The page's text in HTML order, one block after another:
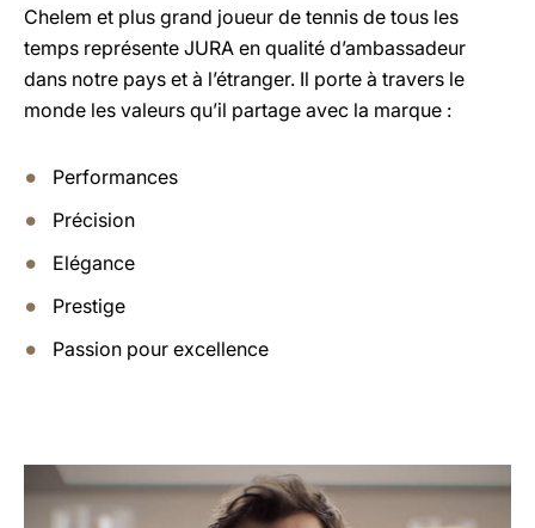
Chelem et plus grand joueur de tennis de tous les
temps représente JURA en qualité d’ambassadeur
dans notre pays et à l’étranger. Il porte à travers le
monde les valeurs qu’il partage avec la marque :
Performances
Précision
Elégance
Prestige
Passion pour excellence
savoir